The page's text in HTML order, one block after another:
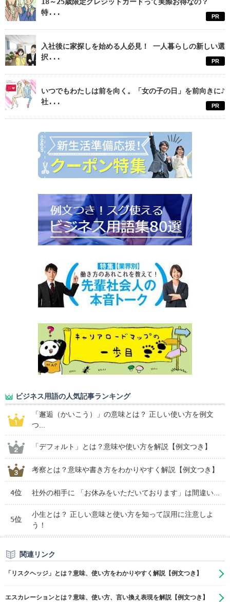
18～25歳限定クレジットカードって実際お得なの？
特...
PR
入社後に家探しを始める人必見！ 一人暮らしの新しい選
択...
PR
いつでもわたしは前を向く。「女の子の日」を前向きに♪
社...
PR
ビジネス用語の人気記事ランキング
「邂逅（かいこう）」の意味とは？ 正しい使い方を例文
つ...
「デフォルト」とは？意味や使い方を解説【例文つき】
考察とは？意味や書き方をわかりやすく解説【例文つき】
4位 社外の相手に 「お休みをいただいております」は間違い...
5位
小生とは？ 正しい意味と使い方を知って誤用に注意しよ
う！
関連リンク
「リスクヘッジ」とは？意味、使い方をわかりやすく解説【例文つき】
エスカレーションとは？意味、使い方、言い換え表現を解説【例文つき】